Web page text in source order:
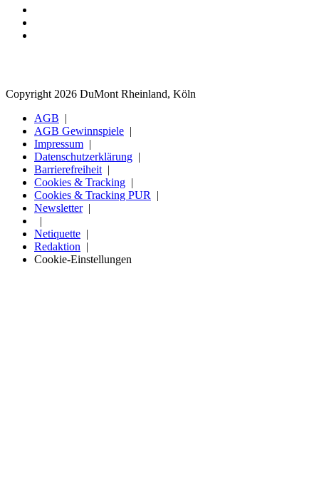
Copyright 2026 DuMont Rheinland, Köln
AGB
AGB Gewinnspiele
Impressum
Datenschutzerklärung
Barrierefreiheit
Cookies & Tracking
Cookies & Tracking PUR
Newsletter
Netiquette
Redaktion
Cookie-Einstellungen